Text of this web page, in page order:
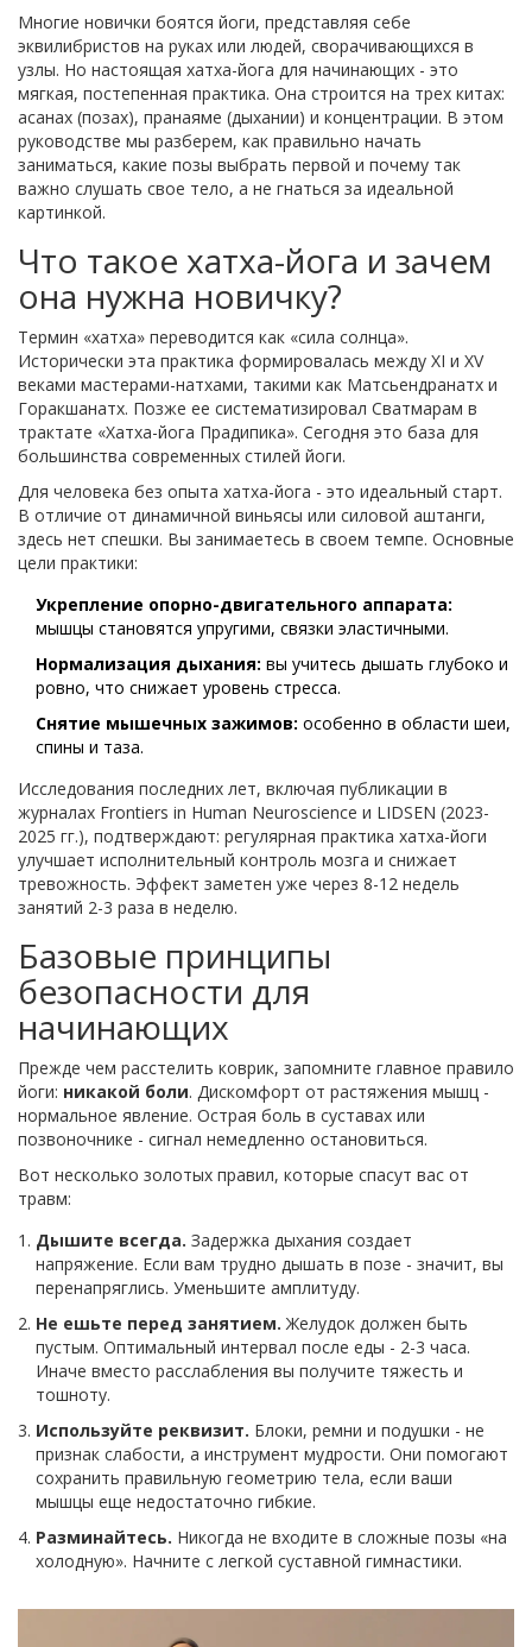
Многие новички боятся йоги, представляя себе
эквилибристов на руках или людей, сворачивающихся в
узлы. Но настоящая хатха-йога для начинающих - это
мягкая, постепенная практика. Она строится на трех китах:
асанах (позах), пранаяме (дыхании) и концентрации. В этом
руководстве мы разберем, как правильно начать
заниматься, какие позы выбрать первой и почему так
важно слушать свое тело, а не гнаться за идеальной
картинкой.
Что такое хатха-йога и зачем
она нужна новичку?
Термин «хатха» переводится как «сила солнца».
Исторически эта практика формировалась между XI и XV
веками мастерами-натхами, такими как Матсьендранатх и
Горакшанатх. Позже ее систематизировал Сватмарам в
трактате «Хатха-йога Прадипика». Сегодня это база для
большинства современных стилей йоги.
Для человека без опыта хатха-йога - это идеальный старт.
В отличие от динамичной виньясы или силовой аштанги,
здесь нет спешки. Вы занимаетесь в своем темпе. Основные
цели практики:
Укрепление опорно-двигательного аппарата:
мышцы становятся упругими, связки эластичными.
Нормализация дыхания: вы учитесь дышать глубоко и
ровно, что снижает уровень стресса.
Снятие мышечных зажимов: особенно в области шеи,
спины и таза.
Исследования последних лет, включая публикации в
журналах Frontiers in Human Neuroscience и LIDSEN (2023-
2025 гг.), подтверждают: регулярная практика хатха-йоги
улучшает исполнительный контроль мозга и снижает
тревожность. Эффект заметен уже через 8-12 недель
занятий 2-3 раза в неделю.
Базовые принципы
безопасности для
начинающих
Прежде чем расстелить коврик, запомните главное правило
йоги: никакой боли. Дискомфорт от растяжения мышц -
нормальное явление. Острая боль в суставах или
позвоночнике - сигнал немедленно остановиться.
Вот несколько золотых правил, которые спасут вас от
травм:
Дышите всегда. Задержка дыхания создает
напряжение. Если вам трудно дышать в позе - значит, вы
перенапряглись. Уменьшите амплитуду.
Не ешьте перед занятием. Желудок должен быть
пустым. Оптимальный интервал после еды - 2-3 часа.
Иначе вместо расслабления вы получите тяжесть и
тошноту.
Используйте реквизит. Блоки, ремни и подушки - не
признак слабости, а инструмент мудрости. Они помогают
сохранить правильную геометрию тела, если ваши
мышцы еще недостаточно гибкие.
Разминайтесь. Никогда не входите в сложные позы «на
холодную». Начните с легкой суставной гимнастики.